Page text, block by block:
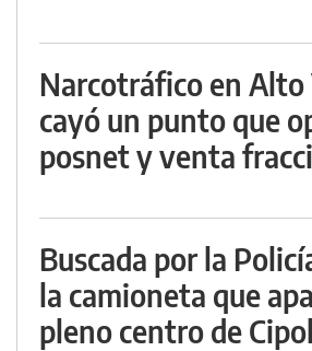
Narcotráfico en Alto
cayó un punto que
posnet y venta
Buscada por la
la camioneta que
pleno centro de